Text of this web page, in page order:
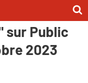
sur Public
2023